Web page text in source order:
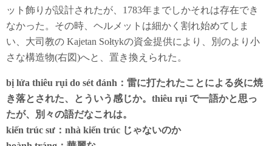
ット飾りが設計されたが、1783年までしかそれは存在でき
なかった。その時、ヘルメットは細かく割れ始めてしま
い、大司教の Kajetan Sołtykの資金提供により、別のより小
さな構造物(右図)へと、置き換えられた。
bị lửa thiêu rụi do sét đánh：雷に打たれたことによる炎に焼
き落とされた、とういう感じか。thiêu rụi で一語かと思っ
たが、別々の語だなこれは。
kiến trúc sư：nhà kiến trúc じゃないのか